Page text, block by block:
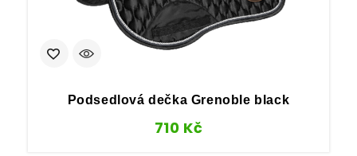
Podsedlová dečka Grenoble black
710 Kč